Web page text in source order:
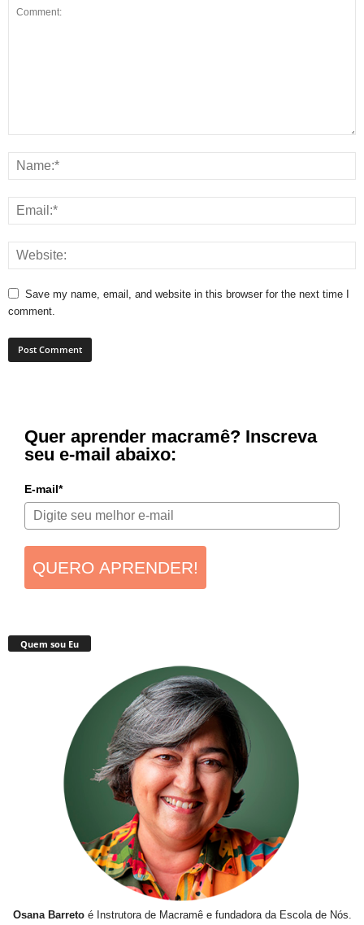
Save my name, email, and website in this browser for the next time I
comment.
Quer aprender macramê? Inscreva
seu e-mail abaixo:
E-mail*
QUERO APRENDER!
Quem sou Eu
Osana Barretoé Instrutora de Macramê e fundadora da Escola de Nós.